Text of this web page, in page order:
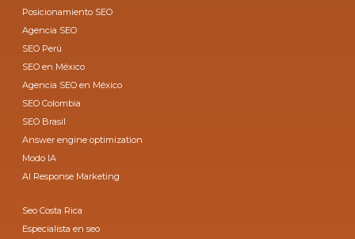
Posicionamiento SEO
Agencia SEO
SEO Perú
SEO en México
Agencia SEO en México
SEO Colombia
SEO Brasil
Answer engine optimization
Modo IA
AI Response Marketing
Seo Costa Rica
Especialista en seo